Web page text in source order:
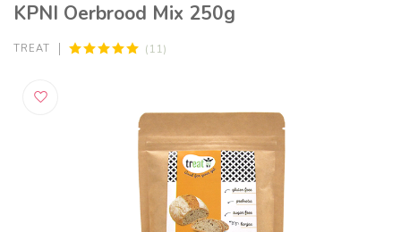
KPNI Oerbrood Mix 250g
TREAT (11)